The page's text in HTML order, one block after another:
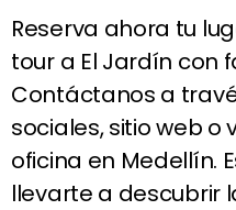
Reserva ahora tu
tour a El Jardín con
Contáctanos a
sociales, sitio web o
oficina en Medellín.
llevarte a descubrir